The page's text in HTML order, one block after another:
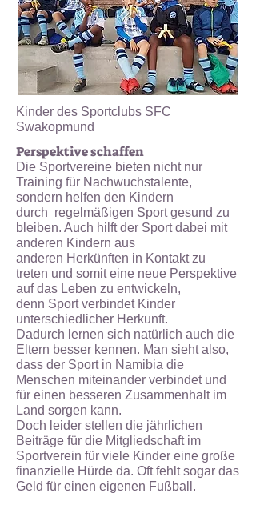
Kinder des Sportclubs SFC
Swakopmund
Perspektive schaffen
Die Sportvereine bieten nicht nur
Training für Nachwuchstalente,
sondern helfen den Kindern
durch regelmäßigen Sport gesund zu
bleiben. Auch hilft der Sport dabei mit
anderen Kindern aus
anderen Herkünften in Kontakt zu
treten und somit eine neue Perspektive
auf das Leben zu entwickeln,
denn Sport verbindet Kinder
unterschiedlicher Herkunft.
Dadurch lernen sich natürlich auch die
Eltern besser kennen. Man sieht also,
dass der Sport in Namibia die
Menschen miteinander verbindet und
für einen besseren Zusammenhalt im
Land sorgen kann.
Doch leider stellen die jährlichen
Beiträge für die Mitgliedschaft im
Sportverein für viele Kinder eine große
finanzielle Hürde da. Oft fehlt sogar das
Geld für einen eigenen Fußball.